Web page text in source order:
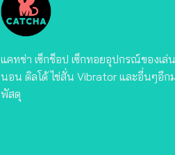
แคทช่า เซ็กช็อป เซ็กทอยอุปกรณ์ของเ
นอน ดิลโด้ ไข่สั่น Vibrator และอื่นๆอี
พัสดุ